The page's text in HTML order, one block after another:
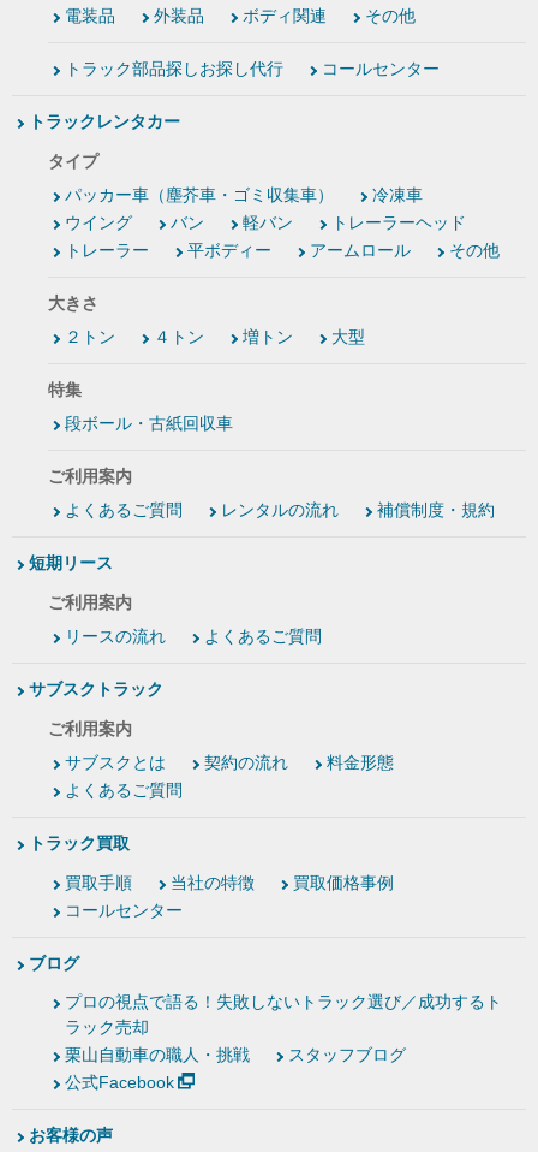
電装品
外装品 ボディ関連 その他
トラック部品探しお探し代行 コールセンター
トラックレンタカー
タイプ
パッカー車（塵芥車・ゴミ収集車）
冷凍車
ウイング
バン 軽バン
トレーラーヘッド
トレーラー
平ボディー アームロール その他
大きさ
２トン
４トン 増トン 大型
特集
段ボール・古紙回収車
ご利用案内
よくあるご質問
レンタルの流れ 補償制度・規約
短期リース
ご利用案内
リースの流れ
よくあるご質問
サブスクトラック
ご利用案内
サブスクとは
契約の流れ
料金形態
よくあるご質問
トラック買取
買取手順 当社の特徴
買取価格事例
コールセンター
ブログ
プロの視点で語る！失敗しないトラック選び／成功するト
ラック売却
栗山自動車の職人・挑戦
スタッフブログ
公式Facebook
お客様の声